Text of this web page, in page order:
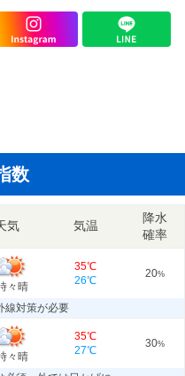
数
気 気温
降水
確率
々晴
35℃
26℃
20%
線対策が必要
々晴
35℃
27℃
30%